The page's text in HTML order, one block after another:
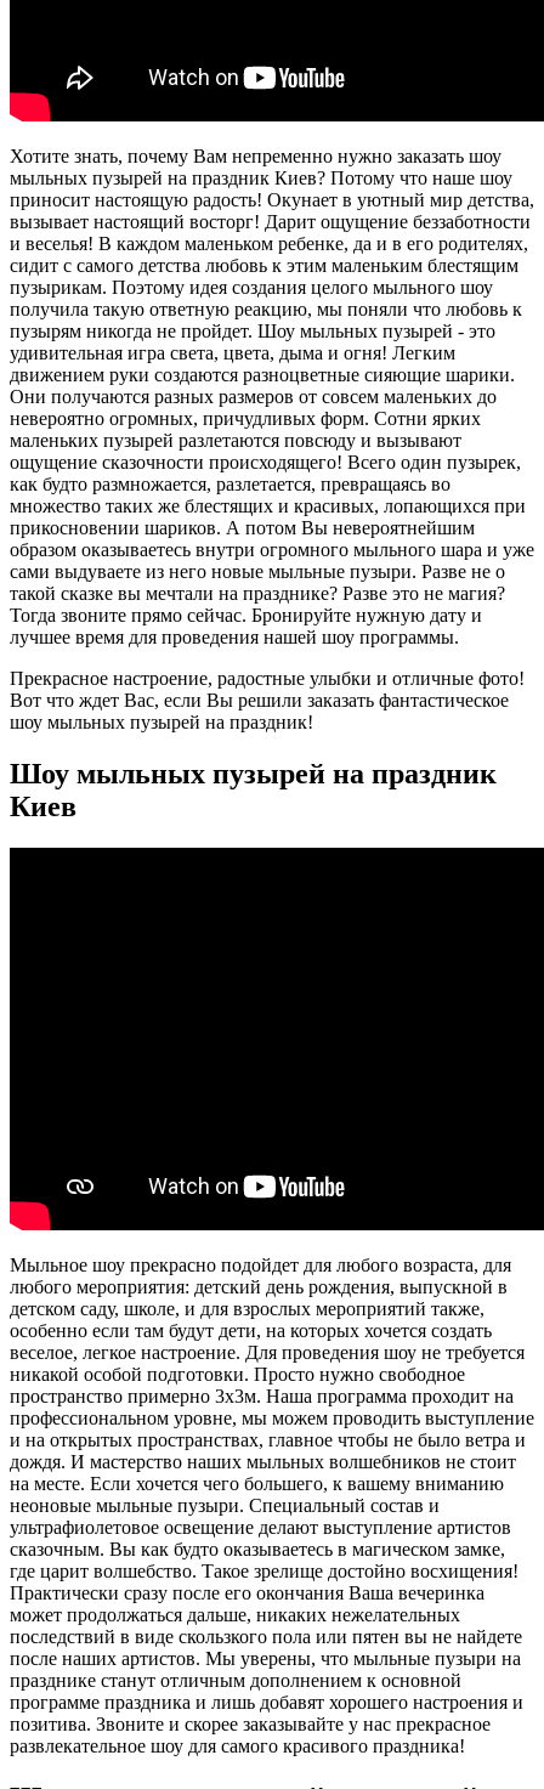
Хотите знать, почему Вам непременно нужно заказать шоу
мыльных пузырей на праздник Киев? Потому что наше шоу
приносит настоящую радость! Окунает в уютный мир детства,
вызывает настоящий восторг! Дарит ощущение беззаботности
и веселья! В каждом маленьком ребенке, да и в его родителях,
сидит с самого детства любовь к этим маленьким блестящим
пузырикам. Поэтому идея создания целого мыльного шоу
получила такую ответную реакцию, мы поняли что любовь к
пузырям никогда не пройдет. Шоу мыльных пузырей - это
удивительная игра света, цвета, дыма и огня! Легким
движением руки создаются разноцветные сияющие шарики.
Они получаются разных размеров от совсем маленьких до
невероятно огромных, причудливых форм. Сотни ярких
маленьких пузырей разлетаются повсюду и вызывают
ощущение сказочности происходящего! Всего один пузырек,
как будто размножается, разлетается, превращаясь во
множество таких же блестящих и красивых, лопающихся при
прикосновении шариков. А потом Вы невероятнейшим
образом оказываетесь внутри огромного мыльного шара и уже
сами выдуваете из него новые мыльные пузыри. Разве не о
такой сказке вы мечтали на празднике? Разве это не магия?
Тогда звоните прямо сейчас. Бронируйте нужную дату и
лучшее время для проведения нашей шоу программы.
Прекрасное настроение, радостные улыбки и отличные фото!
Вот что ждет Вас, если Вы решили заказать фантастическое
шоу мыльных пузырей на праздник!
Шоу мыльных пузырей на праздник
Киев
Мыльное шоу прекрасно подойдет для любого возраста, для
любого мероприятия: детский день рождения, выпускной в
детском саду, школе, и для взрослых мероприятий также,
особенно если там будут дети, на которых хочется создать
веселое, легкое настроение. Для проведения шоу не требуется
никакой особой подготовки. Просто нужно свободное
пространство примерно 3х3м. Наша программа проходит на
профессиональном уровне, мы можем проводить выступление
и на открытых пространствах, главное чтобы не было ветра и
дождя. И мастерство наших мыльных волшебников не стоит
на месте. Если хочется чего большего, к вашему вниманию
неоновые мыльные пузыри. Специальный состав и
ультрафиолетовое освещение делают выступление артистов
сказочным. Вы как будто оказываетесь в магическом замке,
где царит волшебство. Такое зрелище достойно восхищения!
Практически сразу после его окончания Ваша вечеринка
может продолжаться дальше, никаких нежелательных
последствий в виде скользкого пола или пятен вы не найдете
после наших артистов. Мы уверены, что мыльные пузыри на
празднике станут отличным дополнением к основной
программе праздника и лишь добавят хорошего настроения и
позитива. Звоните и скорее заказывайте у нас прекрасное
развлекательное шоу для самого красивого праздника!